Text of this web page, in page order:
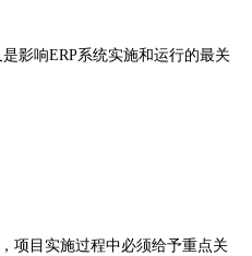
影响ERP系统实施和运行的最关
项目实施过程中必须给予重点关